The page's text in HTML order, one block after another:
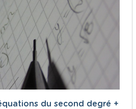
du second degré +